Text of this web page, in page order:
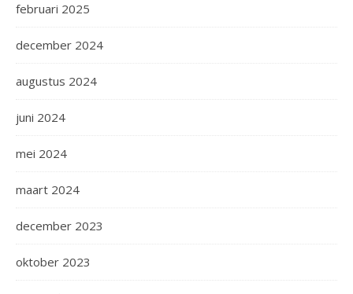
februari 2025
december 2024
augustus 2024
juni 2024
mei 2024
maart 2024
december 2023
oktober 2023